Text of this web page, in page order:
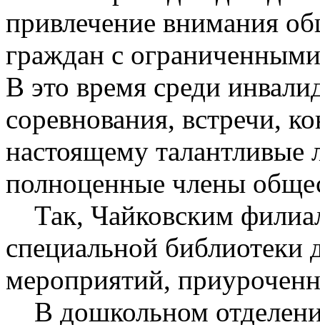
привлечение внимания
граждан с
В это время среди
соревнования, встречи,
настоящему
полноценные члены
Так, Чайковским
специальной библиотеки
мероприятий,
В дошкольном